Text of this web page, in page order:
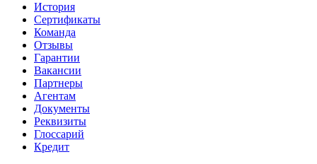
История
Сертификаты
Команда
Отзывы
Гарантии
Вакансии
Партнеры
Агентам
Документы
Реквизиты
Глоссарий
Кредит